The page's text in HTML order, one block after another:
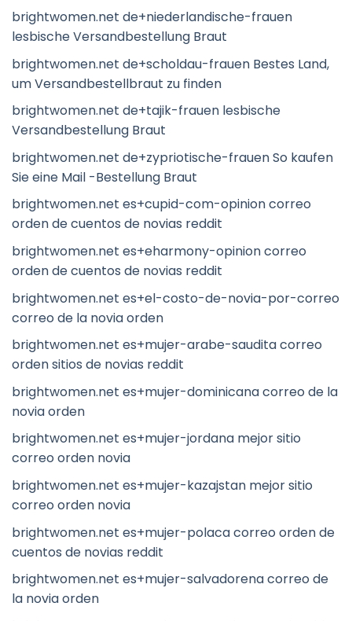
brightwomen.net de+niederlandische-frauen
lesbische Versandbestellung Braut
brightwomen.net de+scholdau-frauen Bestes Land,
um Versandbestellbraut zu finden
brightwomen.net de+tajik-frauen lesbische
Versandbestellung Braut
brightwomen.net de+zypriotische-frauen So kaufen
Sie eine Mail -Bestellung Braut
brightwomen.net es+cupid-com-opinion correo
orden de cuentos de novias reddit
brightwomen.net es+eharmony-opinion correo
orden de cuentos de novias reddit
brightwomen.net es+el-costo-de-novia-por-correo
correo de la novia orden
brightwomen.net es+mujer-arabe-saudita correo
orden sitios de novias reddit
brightwomen.net es+mujer-dominicana correo de la
novia orden
brightwomen.net es+mujer-jordana mejor sitio
correo orden novia
brightwomen.net es+mujer-kazajstan mejor sitio
correo orden novia
brightwomen.net es+mujer-polaca correo orden de
cuentos de novias reddit
brightwomen.net es+mujer-salvadorena correo de
la novia orden